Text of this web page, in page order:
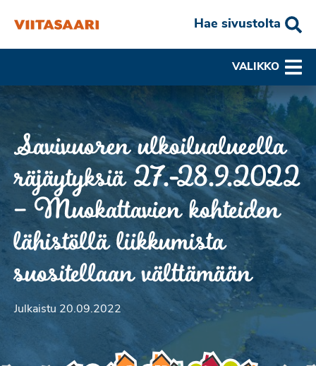
Hae sivustolta
VALIKKO
Savivuoren ulkoilualueella
räjäytyksiä 27.-28.9.2022
– Muokattavien kohteiden
lähistöllä liikkumista
suositellaan välttämään
Julkaistu 20.09.2022